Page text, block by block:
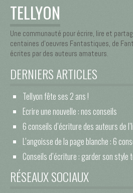
TELLYON
Une communauté pour écrire, lire et
centaines d’oeuvres Fantastiques, de
écrites par des auteurs amateurs.
DERNIERS ARTICLES
Tellyon fête ses 2 ans !
Ecrire une nouvelle : nos conseils
6 conseils d’écriture des auteurs de
L’angoisse de la page blanche : 6
Conseils d’écriture : garder son
RÉSEAUX SOCIAUX